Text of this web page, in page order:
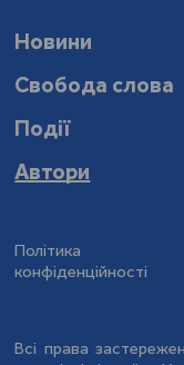
Новини
Свобода слова
Події
Автори
Політика
конфіденційності
Всі права